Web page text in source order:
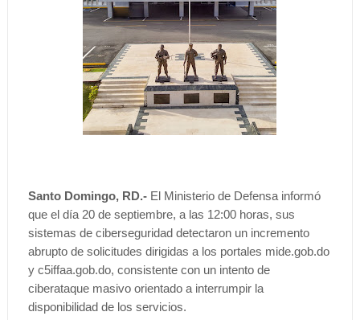
Santo Domingo, RD.-El Ministerio de Defensa informó
que el día 20 de septiembre, a las 12:00 horas, sus
sistemas de ciberseguridad detectaron un incremento
abrupto de solicitudes dirigidas a los portales mide.gob.do
y c5iffaa.gob.do, consistente con un intento de
ciberataque masivo orientado a interrumpir la
disponibilidad de los servicios.